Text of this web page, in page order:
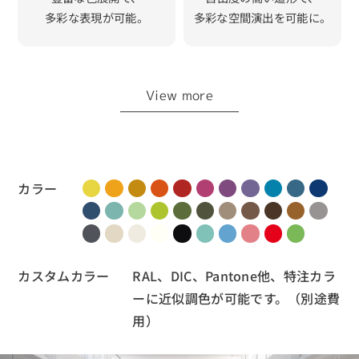
多彩な表現が可能。
多彩な空間演出を可能に。
View more
カラー
カスタムカラー
RAL、DIC、Pantone他、特注カラ
ーに近似調色が可能です。（別途費
用）